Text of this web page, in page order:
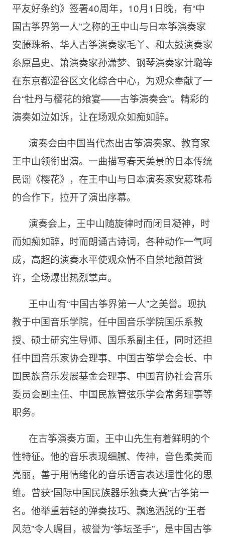
平友好条约》签署40周年，10月1日晚，有“中
国古筝界第一人”之称的王中山与日本筝演奏家
安藤珠希、华人古筝演奏家毛丫、和太鼓演奏家
糸原昌史、箫演奏家孙潇梦、钢琴演奏家计璐等
在东京都涩谷区文化综合中心，为观众奉献了一
台“牡丹与樱花的飨宴——古筝演奏会”。精彩的
演奏如泣如诉，让在场观众如痴如醉。
演奏会由中国当代杰出古筝演奏家、教育家
王中山领衔出演。一曲描写春天美景的日本传统
民谣《樱花》，在王中山与日本演奏家安藤珠希
的合作下，拉开了演出序幕。
演奏会上，王中山随旋律时而闭目凝神，时
而如痴如醉，时而朗诵古诗词，各种动作一气呵
成，高超的演奏水平使观众情不自禁地颔首赞
许，全场爆出热烈掌声。
王中山有“中国古筝界第一人”之美誉。现执
教于中国音乐学院，任中国音乐学院国乐系教
授、硕士研究生导师、国乐系副主任，同时还担
任中国音乐家协会理事、中国古筝学会会长、中
国民族音乐发展基金会理事、中国音协社会音乐
委员会副主任、中国民族管弦乐学会常务理事等
职务。
在古筝演奏方面，王中山先生有着鲜明的个
性特征。他的音乐表现细腻、传神，音色柔美而
亮丽，善于用情绪化的音乐语言表达理性化的思
维。曾获“国际中国民族器乐独奏大赛”古筝第一
名。他举重若轻的弹奏技巧、飘逸洒脱的“王者
风范”令人瞩目，被誉为“筝坛圣手”，是中国古筝